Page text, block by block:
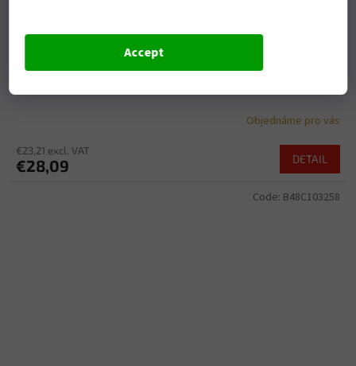
Accept
Motokrosové rukavice Five MXF4 Evo Flat Track
black/white
Objednáme pro vás
€23,21 excl. VAT
€28,09 DETAIL
Code: B48C103258